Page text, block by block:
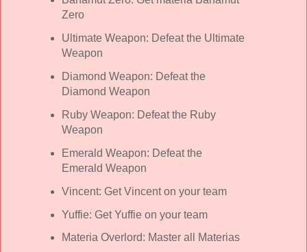
Zero
Ultimate Weapon: Defeat the Ultimate
Weapon
Diamond Weapon: Defeat the
Diamond Weapon
Ruby Weapon: Defeat the Ruby
Weapon
Emerald Weapon: Defeat the
Emerald Weapon
Vincent: Get Vincent on your team
Yuffie: Get Yuffie on your team
Materia Overlord: Master all Materias